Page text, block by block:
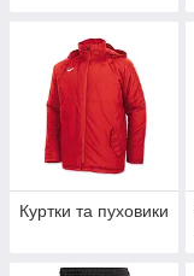
Куртки та пуховики